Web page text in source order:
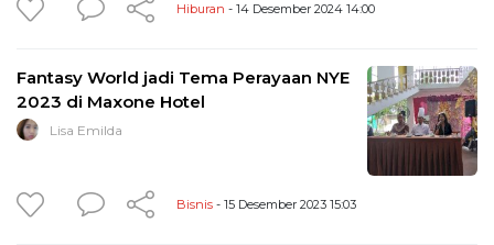
Hiburan - 14 Desember 2024 14:00
Fantasy World jadi Tema Perayaan NYE
2023 di Maxone Hotel
Lisa Emilda
Bisnis - 15 Desember 2023 15:03